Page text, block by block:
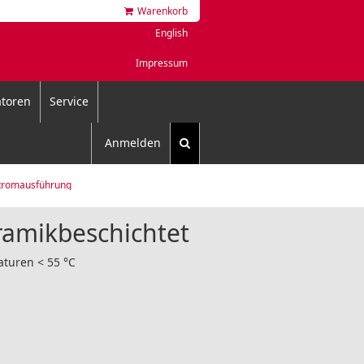
Warenkorb
English
Impressum
Service
Anmelden
< 55 °C